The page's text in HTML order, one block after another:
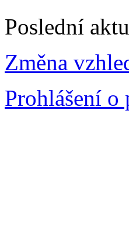
Poslední
Změna
Prohlášení o